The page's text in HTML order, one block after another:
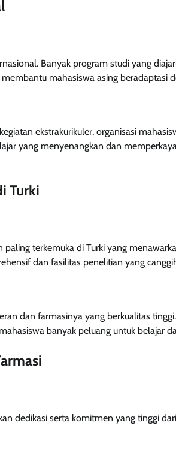
Banyak program studi yang
mahasiswa asing beradaptasi
ekstrakurikuler, organisasi
yang menyenangkan dan
Turki
terkemuka di Turki yang
dan fasilitas penelitian yang
dan farmasinya yang berkualitas
banyak peluang untuk belajar
dedikasi serta komitmen yang tinggi